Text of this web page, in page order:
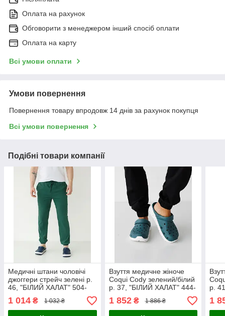
Оплата на рахунок
Обговорити з менеджером інший спосіб оплати
Оплата на карту
Всі умови оплати
Умови повернення
Повернення товару впродовж 14 днів за рахунок покупця
Всі умови повернення
Подібні товари компанії
Медичні штани чоловічі
джоггери стрейч зелені р.
46, "БІЛИЙ ХАЛАТ" 504-
350-730
1 014 ₴ 1 032 ₴
Взуття медичне жіноче
Coqui Cody зелений/білий
р. 37, "БІЛИЙ ХАЛАТ" 444-
350-864
1 852₴ 1 886 ₴
р.
1